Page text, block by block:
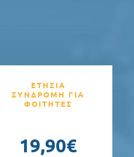
ΕΤΗΣΙΑ
ΣΥΝΔΡΟΜΗ ΓΙΑ
ΦΟΙΤΗΤΕΣ
19,90€